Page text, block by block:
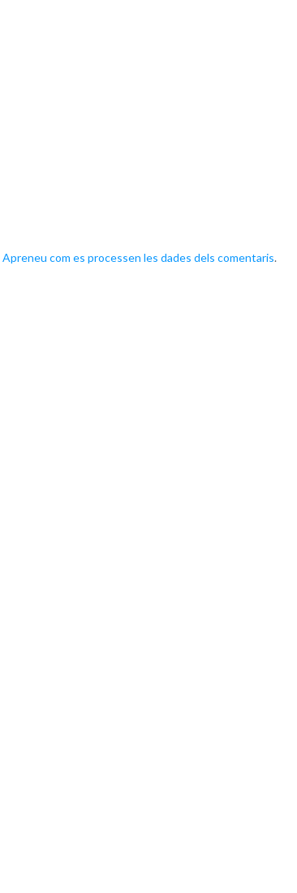
Apreneu com es processen les dades dels comentaris.